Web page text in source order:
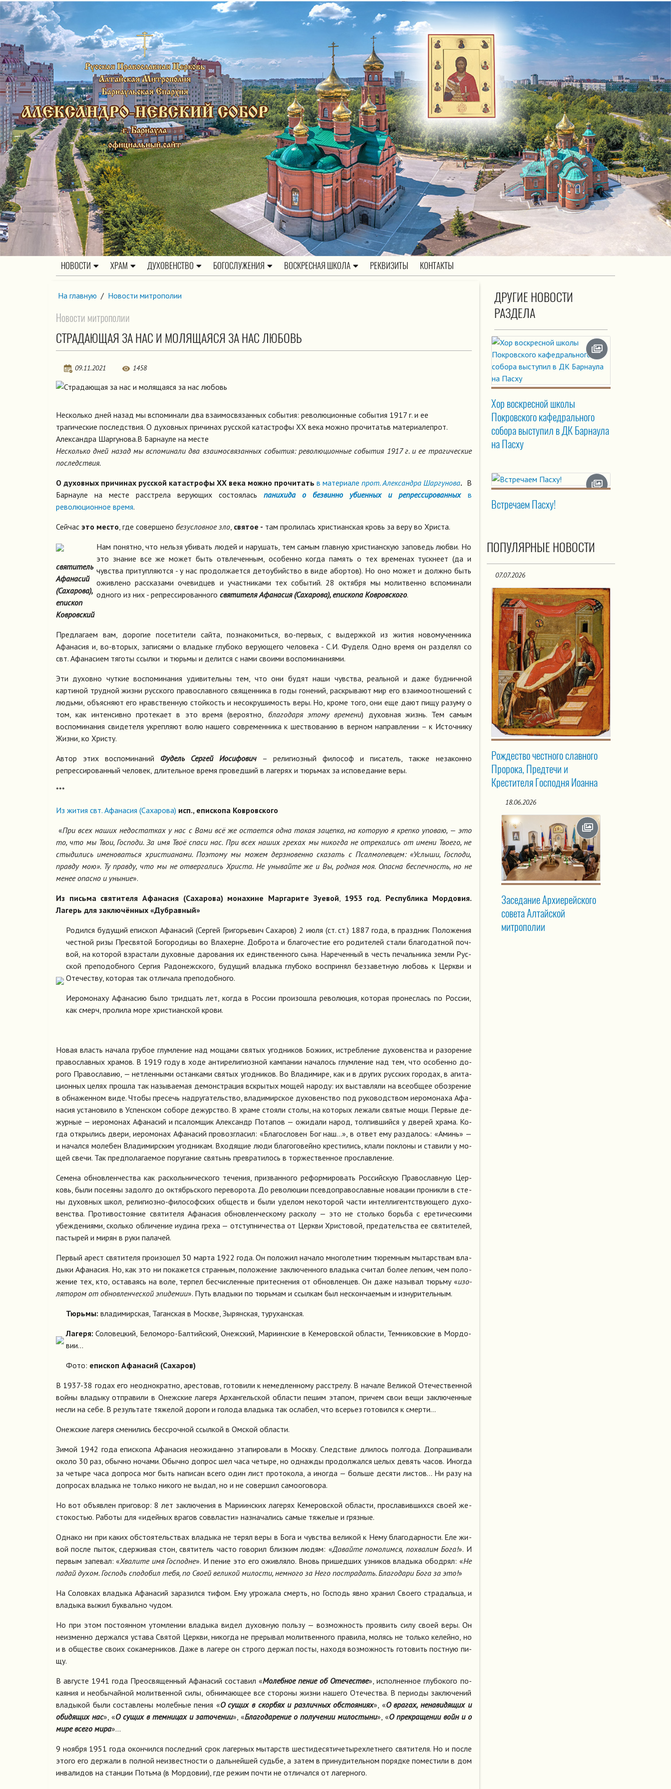
НОВОСТИ ХРАМ ДУХОВЕНСТВО БОГОСЛУЖЕНИЯ ВОСКРЕСНАЯ ШКОЛА РЕКВИЗИТЫ КОНТАКТЫ
На главную / Новости митрополии
Новости митрополии
СТРАДАЮЩАЯ ЗА НАС И МОЛЯЩАЯСЯ ЗА НАС ЛЮБОВЬ
09.11.2021 1458
Несколько дней назад мы вспоминали два взаимосвязанных события: революционные события 1917 г. и ее
трагические последствия. О духовных причинах русской катастрофы ХХ века можно прочитатьв материалепрот.
Александра Шаргунова.В Барнауле на месте
Несколько дней назад мы вспоминали два взаимосвязанных события: революционные события 1917 г. и ее трагические
последствия.
О духовных причинах русской катастрофы ХХ века можно прочитатьв материалепрот. Александра Шаргунова. В
Барнауле на месте расстрела верующих состояласьпанихида о безвинно убиенных и репрессированныхв
революционное время.
Сейчас это место , где совершено безусловное зло святое - там пролилась христианская кровь за веру во Христа.
святитель
Афанасий
(Сахарова),
епископ
Ковровский
Нам понятно, что нельзя убивать людей и нарушать, тем самым главную христианскую заповедь любви. Но
это знание все же может быть отвлеченным, особенно когда память о тех временах тускнеет (да и
чувства притупляются - у нас продолжается детоубийство в виде абортов). Но оно может и должно быть
оживлено рассказами очевидцев и участниками тех событий. 28 октября мы молитвенно вспоминали
одного из них - репрессированного святителя Афанасия (Сахарова), епископа Ковровского.
Предлагаем вам, дорогие посетители сайта, познакомиться, во-первых, с выдержкой из жития новомученника
Афанасия и, во-вторых, записями о владыке глубоко верующего человека - С.И. Фуделя. Одно время он разделял со
свт. Афанасием тяготы ссылки и тюрьмы и делится с нами своими воспоминаниями.
Эти духовно чуткие воспоминания удивительны тем, что они будят наши чувства, реальной и даже будничной
картиной трудной жизни русского православного священника в годы гонений, раскрывают мир его взаимоотношений с
людьми, объясняют его нравственную стойкость и несокрушимость веры. Но, кроме того, они еще дают пищу разуму о
том, как интенсивно протекает в это время (вероятно, благодаря этому времени) духовная жизнь. Тем самым
воспоминания свидетеля укрепляют волю нашего современника к шествованию в верном направлении – к Источнику
Жизни, ко Христу.
Автор этих воспоминаний Фудель Сергей Иосифович – религиозный философ и писатель, также незаконно
репрессированный человек, длительное время проведший в лагерях и тюрьмах за исповедание веры.
***
Из жития свт. Афанасия (Сахарова) исп., епископа Ковровского
«При всех наших недостатках у нас с Вами всё же остается одна такая зацепка, на которую я крепко уповаю, — это
то, что мы Твои, Господи. За имя Твоё спаси нас. При всех наших грехах мы никогда не отрекались от имени Твоего, не
стыдились именоваться христианами. Поэтому мы можем дерзновенно сказать с Псалмопевцем: «Услыши, Господи,
правду мою». Ту правду, что мы не отвергались Христа. Не унывайте же и Вы, родная моя. Опасна беспечность, но не
менее опасно и уныние».
Из письма святителя Афанасия (Сахарова) монахине Маргарите Зуевой
1953 год. Республика Мордовия.
Лагерь для заключённых «Дубравный»
Ро­дил­ся бу­ду­щий епи­скоп Афа­на­сий (Сер­гей Гри­горь­е­вич Са­ха­ров) 2 июля (ст. ст.) 1887 го­да, в празд­ник По­ло­же­ния
чест­ной ри­зы Пре­свя­той Бо­го­ро­ди­цы во Влахерне. Доб­ро­та и бла­го­че­стие его родителей ста­ли бла­го­дат­ной поч­
вой, на ко­то­рой взрас­та­ли ду­хов­ные да­ро­ва­ния их един­ствен­но­го сы­на. На­ре­чен­ный в честь пе­чаль­ни­ка зем­ли Рус­
ской пре­по­доб­но­го Сер­гия Ра­до­неж­ско­го, бу­ду­щий вла­ды­ка глу­бо­ко вос­при­нял без­за­вет­ную лю­бовь к Церк­ви и
Оте­че­ству, ко­то­рая так от­ли­ча­ла пре­по­доб­но­го.
Иеро­мо­на­ху Афа­на­сию бы­ло трид­цать лет, ко­гда в Рос­сии про­изо­шла ре­во­лю­ция, которая про­нес­лась по Рос­сии,
как смерч, про­ли­ла мо­ре хри­сти­ан­ской кро­ви.
Но­вая власть на­ча­ла гру­бое глум­ле­ние над мо­ща­ми свя­тых угод­ни­ков Бо­жи­их, ис­треб­ле­ние ду­хо­вен­ства и ра­зо­ре­ние
пра­во­слав­ных хра­мов. В 1919 го­ду в хо­де ан­ти­ре­ли­ги­оз­ной кам­па­нии на­ча­лось глум­ле­ние над тем, что осо­бен­но до­
ро­го Пра­во­сла­вию, — нетлен­ны­ми остан­ка­ми свя­тых угод­ни­ков. Во Вла­ди­ми­ре, как и в дру­гих рус­ских го­ро­дах, в аги­та­
ци­он­ных це­лях про­шла так на­зы­ва­е­мая де­мон­стра­ция вскры­тых мо­щей на­ро­ду: их вы­став­ля­ли на все­об­щее обо­зре­ние
в об­на­жен­ном ви­де. Чтобы пре­сечь над­ру­га­тель­ство, вла­ди­мир­ское ду­хо­вен­ство под ру­ко­вод­ством иеро­мо­на­ха Афа­
на­сия уста­но­ви­ло в Успен­ском со­бо­ре де­жур­ство. В хра­ме сто­я­ли сто­лы, на ко­то­рых ле­жа­ли свя­тые мо­щи. Пер­вые де­
жур­ные — иеро­мо­нах Афа­на­сий и пса­лом­щик Алек­сандр По­та­пов — ожи­да­ли на­род, тол­пив­ший­ся у две­рей хра­ма. Ко­
гда от­кры­лись две­ри, иеро­мо­нах Афа­на­сий про­воз­гла­сил: «Бла­го­сло­вен Бог наш...», в от­вет ему раз­да­лось: «Аминь» —
и на­чал­ся мо­ле­бен Вла­ди­мир­ским угод­ни­кам. Вхо­дя­щие лю­ди бла­го­го­вей­но кре­сти­лись, кла­ли по­кло­ны и ста­ви­ли у мо­
щей све­чи. Так пред­по­ла­га­е­мое по­ру­га­ние свя­тынь пре­вра­ти­лось в тор­же­ствен­ное про­слав­ле­ние.
Се­ме­на об­нов­лен­че­ства как рас­коль­ни­че­ско­го те­че­ния, при­зван­но­го ре­фор­ми­ро­вать Рос­сий­скую Пра­во­слав­ную Цер­
ковь, бы­ли по­се­я­ны за­дол­го до ок­тябрь­ско­го пе­ре­во­ро­та. До ре­во­лю­ции псев­до­пра­во­слав­ные но­ва­ции про­ник­ли в сте­
ны ду­хов­ных школ, ре­ли­ги­оз­но-фило­соф­ских об­ществ и бы­ли уде­лом неко­то­рой ча­сти ин­тел­ли­гент­ству­ю­ще­го ду­хо­
вен­ства. Про­ти­во­сто­я­ние свя­ти­те­ля Афа­на­сия об­нов­лен­че­ско­му рас­ко­лу — это не столь­ко борь­ба с ере­ти­че­ски­ми
убеж­де­ни­я­ми, сколь­ко об­ли­че­ние иуди­на гре­ха — от­ступ­ни­че­ства от Церк­ви Хри­сто­вой, пре­да­тель­ства ее свя­ти­те­лей,
пас­ты­рей и ми­рян в ру­ки па­ла­чей.
Пер­вый арест свя­ти­те­ля про­изо­шел 30 мар­та 1922 го­да. Он по­ло­жил на­ча­ло мно­го­лет­ним тю­рем­ным мы­тар­ствам вла­
ды­ки Афа­на­сия. Но, как это ни по­ка­жет­ся стран­ным, по­ло­же­ние за­клю­чен­но­го вла­ды­ка счи­тал бо­лее лег­ким, чем по­ло­
же­ние тех, кто, оста­ва­ясь на во­ле, тер­пел бес­чис­лен­ные при­тес­не­ния от об­нов­лен­цев. Он да­же на­зы­вал тюрь­му «изо­
ля­то­ром от об­нов­лен­че­ской эпи­де­мии». Путь вла­ды­ки по тюрь­мам и ссыл­кам был нескон­ча­е­мым и из­ну­ри­тель­ным.
Тюрь­мы: вла­ди­мир­ская, Та­ган­ская в Москве, Зы­рян­ская, ту­ру­хан­ская.
Ла­ге­ря: Со­ло­вец­кий, Бе­ло­мо­ро-Бал­тий­ский, Онеж­ский, Ма­ри­ин­ские в Ке­ме­ров­ской об­ла­сти, Тем­ни­ков­ские в Мор­до­
вии...
Фото: епископ Афанасий (Сахаров)
В 1937-38 го­дах его неод­но­крат­но, аре­сто­вав, го­то­ви­ли к немед­лен­но­му рас­стре­лу. В на­ча­ле Ве­ли­кой Оте­че­ствен­ной
вой­ны вла­ды­ку от­пра­ви­ли в Онеж­ские ла­ге­ря Ар­хан­гель­ской об­ла­сти пе­шим эта­пом, при­чем свои ве­щи за­клю­чен­ные
нес­ли на се­бе. В ре­зуль­та­те тя­же­лой до­ро­ги и го­ло­да вла­ды­ка так осла­бел, что все­рьез го­то­вил­ся к смер­ти...
Онеж­ские ла­ге­ря сме­ни­лись бес­сроч­ной ссыл­кой в Ом­ской об­ла­сти.
Зи­мой 1942 го­да епи­ско­па Афа­на­сия неожи­дан­но эта­пи­ро­ва­ли в Моск­ву. След­ствие дли­лось пол­го­да. До­пра­ши­ва­ли
око­ло 30 раз, обыч­но но­ча­ми. Обыч­но до­прос шел ча­са че­ты­ре, но од­на­жды про­дол­жал­ся це­лых де­вять ча­сов. Ино­гда
за че­ты­ре ча­са до­про­са мог быть на­пи­сан все­го один лист про­то­ко­ла, а ино­гда — боль­ше де­ся­ти ли­стов... Ни ра­зу на
до­про­сах вла­ды­ка не толь­ко ни­ко­го не вы­дал, но и не со­вер­шил са­мо­ого­во­ра.
Но вот объ­яв­лен при­го­вор: 8 лет за­клю­че­ния в Ма­ри­ин­ских ла­ге­рях Ке­ме­ров­ской об­ла­сти, про­сла­вив­ших­ся сво­ей же­
сто­ко­стью. Ра­бо­ты для «идей­ных вра­гов соввла­сти» на­зна­ча­лись са­мые тя­же­лые и гряз­ные.
Од­на­ко ни при ка­ких об­сто­я­тель­ствах вла­ды­ка не те­рял ве­ры в Бо­га и чув­ства ве­ли­кой к Нему бла­го­дар­но­сти. Еле жи­
вой по­сле пы­ток, сдер­жи­вая стон, свя­ти­тель ча­сто го­во­рил близ­ким лю­дям: «Да­вай­те по­мо­лим­ся, по­хва­лим Бо­га!». И
пер­вым за­пе­вал: «Хва­ли­те имя Гос­подне». И пе­ние это его ожив­ля­ло. Вновь при­шед­ших уз­ни­ков вла­ды­ка обод­рял: «Не
па­дай ду­хом. Гос­подь спо­до­бил те­бя, по Сво­ей ве­ли­кой ми­ло­сти, немно­го за Него по­стра­дать. Бла­го­да­ри Бо­га за это!»
На Со­лов­ках вла­ды­ка Афа­на­сий за­ра­зил­ся ти­фом. Ему угро­жа­ла смерть, но Гос­подь яв­но хра­нил Сво­е­го стра­даль­ца, и
вла­ды­ка вы­жил бук­валь­но чу­дом.
Но при этом по­сто­ян­ном утом­ле­нии вла­ды­ка ви­дел ду­хов­ную поль­зу — воз­мож­ность про­явить си­лу сво­ей ве­ры. Он
неиз­мен­но дер­жал­ся уста­ва Свя­той Церк­ви, ни­ко­гда не пре­ры­вал мо­лит­вен­но­го пра­ви­ла, мо­лясь не толь­ко ке­лей­но, но
и в об­ще­стве сво­их со­ка­мер­ни­ков. Да­же в ла­ге­ре он стро­го дер­жал по­сты, на­хо­дя воз­мож­ность го­то­вить пост­ную пи­
щу.
В ав­гу­сте 1941 го­да Прео­свя­щен­ный Афа­на­сий со­ста­вил «Мо­леб­ное пе­ние об Оте­че­стве», ис­пол­нен­ное глу­бо­ко­го по­
ка­я­ния и необы­чай­ной мо­лит­вен­ной си­лы, об­ни­ма­ю­щее все сто­ро­ны жиз­ни на­ше­го Оте­че­ства. В пе­ри­о­ды за­клю­че­ний
вла­ды­кой бы­ли со­став­ле­ны мо­леб­ные пе­ния «О су­щих в скор­бях и раз­лич­ных об­сто­я­ни­ях», «О вра­гах, нена­ви­дя­щих и
оби­дя­щих нас», «О су­щих в тем­ни­цах и за­то­че­нии», «Бла­го­да­ре­ние о по­лу­че­нии ми­ло­сты­ни», «О пре­кра­ще­нии войн и о
ми­ре все­го ми­ра»...
9 но­яб­ря 1951 го­да окон­чил­ся по­след­ний срок ла­гер­ных мы­тарств ше­сти­де­ся­ти­че­ты­рех­лет­не­го свя­ти­те­ля. Но и по­сле
это­го его дер­жа­ли в пол­ной неиз­вест­но­сти о даль­ней­шей судь­бе, а за­тем в при­ну­ди­тель­ном по­ряд­ке по­ме­сти­ли в дом
ин­ва­ли­дов на стан­ции Потьма (в Мор­до­вии), где ре­жим по­чти не от­ли­чал­ся от ла­гер­но­го.
ДРУГИЕ НОВОСТИ
РАЗДЕЛА
Хор воскресной школы
Покровского кафедрального
собора выступил в ДК Барнаула
на Пасху
Встречаем Пасху!
ПОПУЛЯРНЫЕ НОВОСТИ
07.07.2026
Рождество честного славного
Пророка, Предтечи и
Крестителя Господня Иоанна
18.06.2026
Заседание Архиерейского
совета Алтайской
митрополии